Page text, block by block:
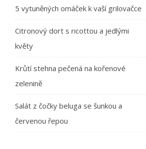
5 vytuněných omáček k vaší grilovačce
Citronový dort s ricottou a jedlými
květy
Krůtí stehna pečená na kořenové
zelenině
Salát z čočky beluga se šunkou a
červenou řepou